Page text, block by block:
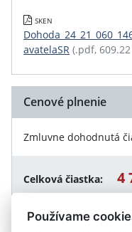
SKEN
avatelaSR (.pdf, 609.22
Cenové plnenie
Zmluvne dohodnutá
Celková čiastka: 4
Používame